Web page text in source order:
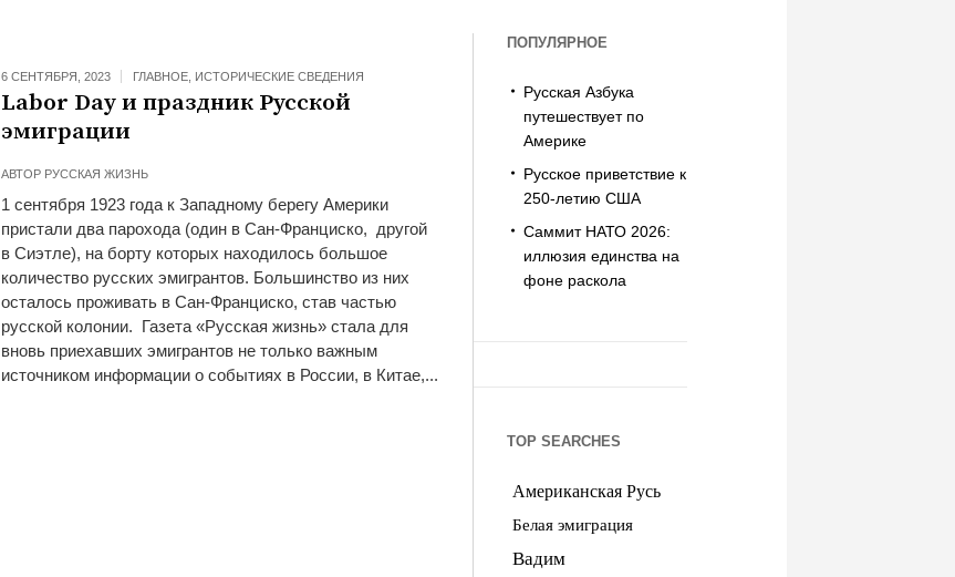
6 СЕНТЯБРЯ, 2023 ГЛАВНОЕ, ИСТОРИЧЕСКИЕ СВЕДЕНИЯ
Labor Day и праздник Русской
эмиграции
АВТОР РУССКАЯ ЖИЗНЬ
1 сентября 1923 года к Западному берегу Америки
пристали два парохода (один в Сан-Франциско, другой
в Сиэтле), на борту которых находилось большое
количество русских эмигрантов. Большинство из них
осталось проживать в Сан-Франциско, став частью
русской колонии. Газета «Русская жизнь» стала для
вновь приехавших эмигрантов не только важным
источником информации о событиях в России, в Китае,...
ПОПУЛЯРНОЕ
Русская Азбука
путешествует по
Америке
Русское приветствие к
250-летию США
Саммит НАТО 2026:
иллюзия единства на
фоне раскола
TOP SEARCHES
Американская Русь
Белая эмиграция
Вадим